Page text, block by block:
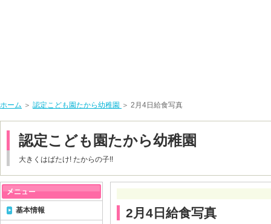
ホーム ＞ 認定こども園たから幼稚園 ＞ 2月4日給食写真
認定こども園たから幼稚園
大きくはばたけ! たからの子!!
2月4日給食写真
基本情報